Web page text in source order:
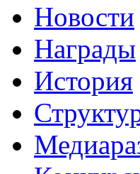
Новости
Награды
История